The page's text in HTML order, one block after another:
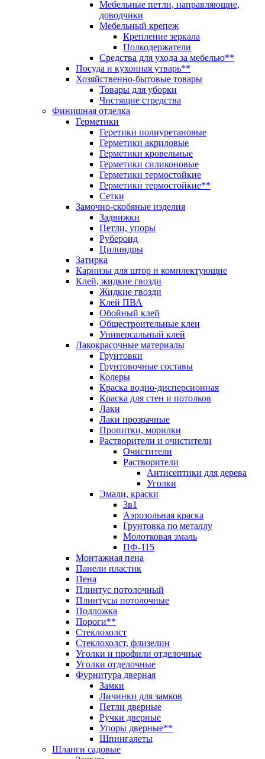
Мебельные петли, направляющие,
доводчики
Мебельный крепеж
Крепление зеркала
Полкодержатели
Средства для ухода за мебелью**
Посуда и кухонная утварь**
Хозяйственно-бытовые товары
Товары для уборки
Чистящие стредства
Финишная отделка
Герметики
Геретики полиуретановые
Герметики акриловые
Герметики кровельные
Герметики силиконовые
Герметики термостойкие
Герметики термостойкие**
Сетки
Замочно-скобяные изделия
Задвижки
Петли, упоры
Рубероид
Цилиндры
Затирка
Карнизы для штор и комплектующие
Клей, жидкие гвозди
Жидкие гвозди
Клей ПВА
Обойный клей
Общестроительные клеи
Универсальный клей
Лакокрасочные материалы
Грунтовки
Грунтовочные составы
Колеры
Краска водно-дисперсионная
Краска для стен и потолков
Лаки
Лаки прозрачные
Пропитки, морилки
Растворители и очистители
Очистители
Растворители
Антисептики для дерева
Уголки
Эмали, краски
3в1
Аэрозольная краска
Грунтовка по металлу
Молотковая эмаль
ПФ-115
Монтажная пена
Панели пластик
Пена
Плинтус потолочный
Плинтусы потолочные
Подложка
Пороги**
Стеклохолст
Стеклохолст, флизелин
Уголки и профили отделочные
Уголки отделочные
Фурнитура дверная
Замки
Личинки для замков
Петли дверные
Ручки дверные
Упоры дверные**
Шпингалеты
Шланги садовые